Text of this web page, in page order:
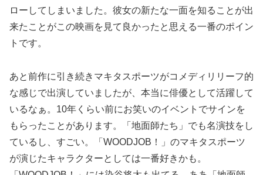
ローしてしまいました。彼女の新たな一面を知ることが出
来たことがこの映画を見て良かったと思える一番のポイン
トです。
あと前作に引き続きマキタスポーツがコメディリリーフ的
な感じで出演していましたが、本当に俳優として活躍して
いるなぁ。10年くらい前にお笑いのイベントでサインを
もらったことがあります。「地面師たち」でも名演技をし
ているし、すごい。「WOODJOB！」のマキタスポーツ
が演じたキャラクターとしては一番好きかも。